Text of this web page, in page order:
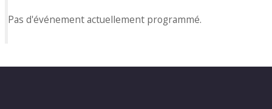
Pas d'événement actuellement programmé.